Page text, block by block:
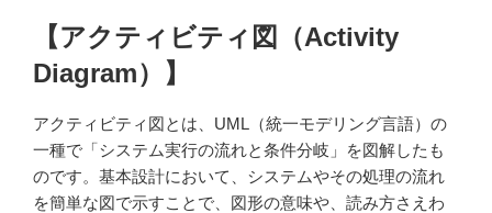
【アクティビティ図（Activity
Diagram）】
アクティビティ図とは、UML（統一モデリング言語）の
一種で「システム実行の流れと条件分岐」を図解したも
のです。基本設計において、システムやその処理の流れ
を簡単な図で示すことで、図形の意味や、読み方さえわ